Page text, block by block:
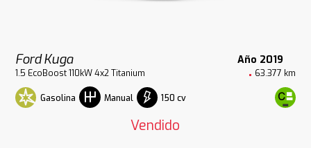
Ford Kuga Año 2019
1.5 EcoBoost 110kW 4x2 Titanium 63.377 km
Gasolina Manual 150 cv
Vendido